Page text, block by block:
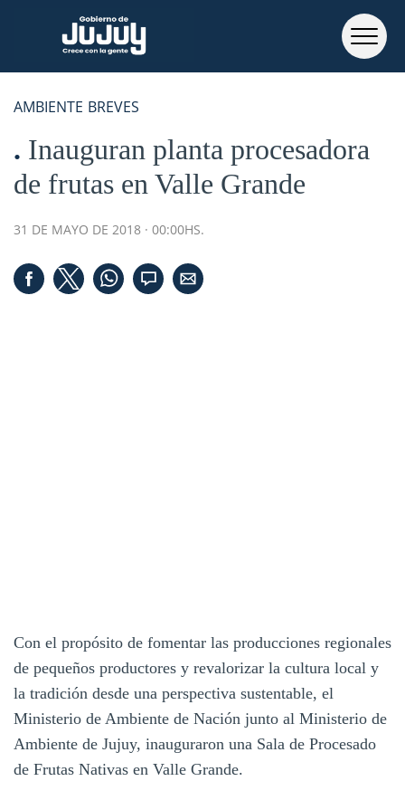
AMBIENTE BREVES
Inauguran planta procesadora
de frutas en Valle Grande
31 DE MAYO DE 2018 · 00:00HS.
Con el propósito de fomentar las producciones regionales
de pequeños productores y revalorizar la cultura local y
la tradición desde una perspectiva sustentable, el
Ministerio de Ambiente de Nación junto al Ministerio de
Ambiente de Jujuy, inauguraron una Sala de Procesado
de Frutas Nativas en Valle Grande.